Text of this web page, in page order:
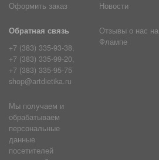
Оформить заказ
Новости
Обратная связь
+7 (383) 335-93-38,
+7 (383) 335-99-20,
+7 (383) 335-95-75
shop@artdietika.ru
Отзывы о нас на
Флампе
Мы получаем и
обрабатываем
персональные
данные
посетителей